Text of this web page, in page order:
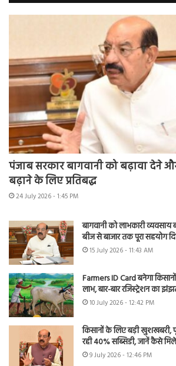
पंजाब सरकार बागवानी को बढ़ावा देने
बढ़ाने के लिए प्रतिबद्ध
24 July 2026 - 1:45 PM
बागवानी को लाभकारी
बीज से बाजार तक पूरा सहयोग
15 July 2026 - 11:43 AM
Farmers ID Card बनेगा
लाभ, बार-बार रजिस्ट्रेशन का
10 July 2026 - 12:42 PM
किसानों के लिए बड़ी खुशखबरी,
रही 40% सब्सिडी, जानें कैसे
9 July 2026 - 12:46 PM